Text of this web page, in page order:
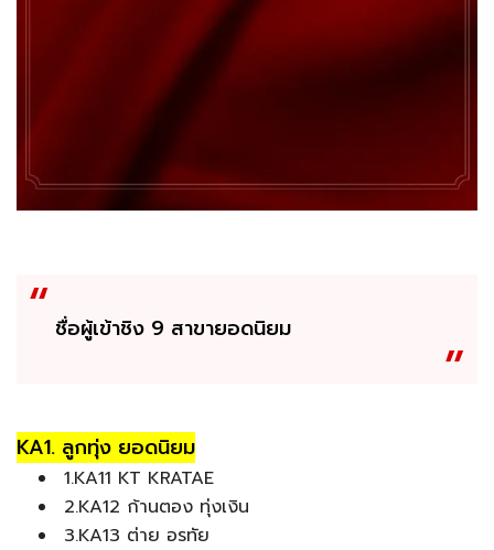
ชื่อผู้เข้าชิง 9 สาขายอดนิยม
KA1. ลูกทุ่ง ยอดนิยม
1.KA11 KT KRATAE
2.KA12 ก้านตอง ทุ่งเงิน
3.KA13 ต่าย อรทัย